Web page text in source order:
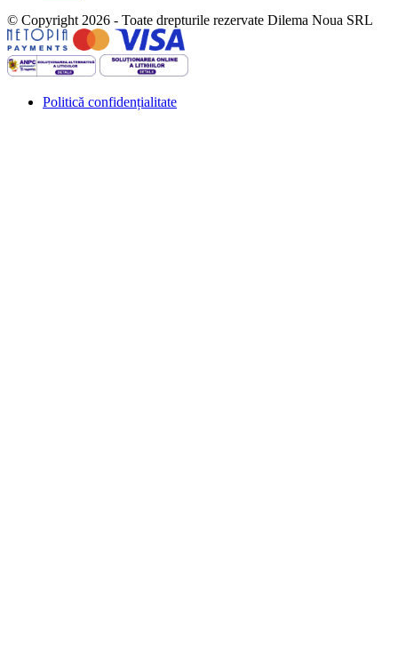
© Copyright 2026 - Toate drepturile rezervate Dilema Noua SRL
Politică confidențialitate